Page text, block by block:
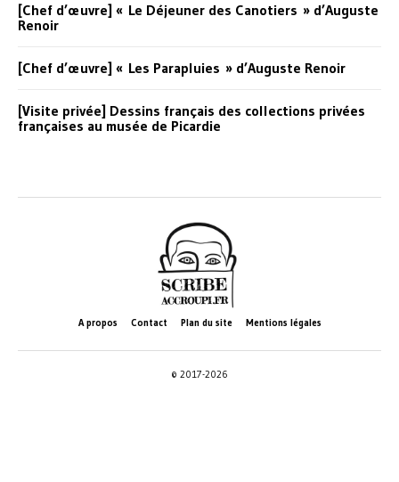
[Chef d’œuvre] « Le Déjeuner des Canotiers » d’Auguste
Renoir
[Chef d’œuvre] « Les Parapluies » d’Auguste Renoir
[Visite privée] Dessins français des collections privées
françaises au musée de Picardie
A propos Contact Plan du site Mentions légales
© 2017-2026